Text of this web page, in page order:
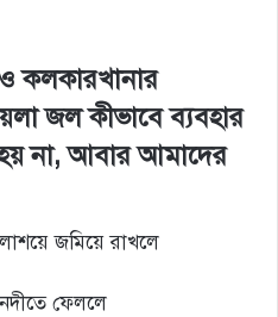
কলকারখানার
জল কীভাবে ব্যবহার
না, আবার আমাদের
জমিয়ে রাখলে
ফেললে